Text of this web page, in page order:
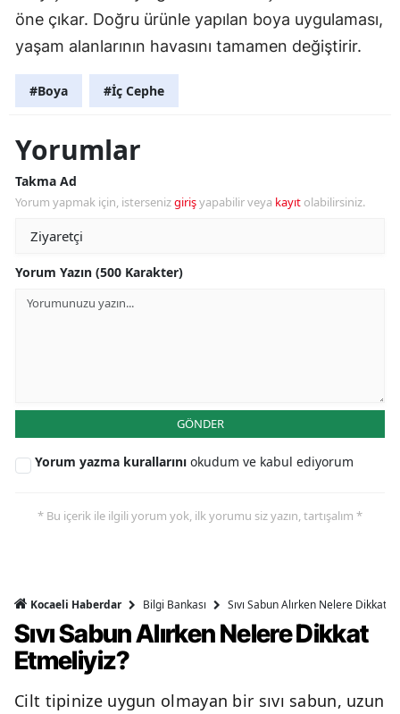
öne çıkar. Doğru ürünle yapılan boya uygulaması,
yaşam alanlarının havasını tamamen değiştirir.
#Boya #İç Cephe
Yorumlar
Takma Ad
Yorum yapmak için, istersenizgirişyapabilir veya kayıt olabilirsiniz.
Yorum Yazın (500 Karakter)
GÖNDER
Yorum yazma kurallarını okudum ve kabul ediyorum
* Bu içerik ile ilgili yorum yok, ilk yorumu siz yazın, tartışalım *
Kocaeli Haberdar Bilgi Bankası Sıvı Sabun Alırken Nelere Dikkat
Sıvı Sabun Alırken Nelere Dikkat
Etmeliyiz?
Cilt tipinize uygun olmayan bir sıvı sabun, uzun